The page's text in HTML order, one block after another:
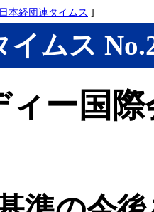
日本経団連タイムス ]
イムス
ィー国